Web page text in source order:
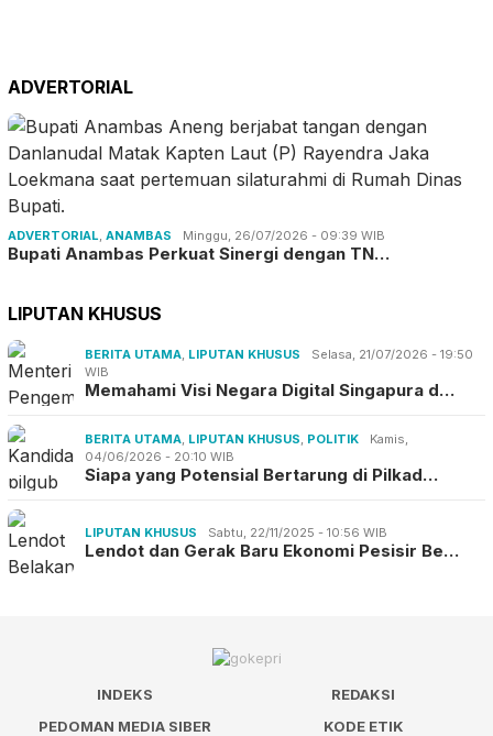
ADVERTORIAL
ADVERTORIAL, ANAMBAS Minggu, 26/07/2026 - 09:39 WIB
Bupati Anambas Perkuat Sinergi dengan TN…
LIPUTAN KHUSUS
BERITA UTAMA, LIPUTAN KHUSUS
Selasa, 21/07/2026 - 19:50
WIB
Memahami Visi Negara Digital Singapura d…
BERITA UTAMA, LIPUTAN KHUSUS, POLITIK
Kamis,
04/06/2026 - 20:10 WIB
Siapa yang Potensial Bertarung di Pilkad…
LIPUTAN KHUSUS Sabtu, 22/11/2025 - 10:56 WIB
Lendot dan Gerak Baru Ekonomi Pesisir Be…
INDEKS
REDAKSI
PEDOMAN MEDIA SIBER
KODE ETIK